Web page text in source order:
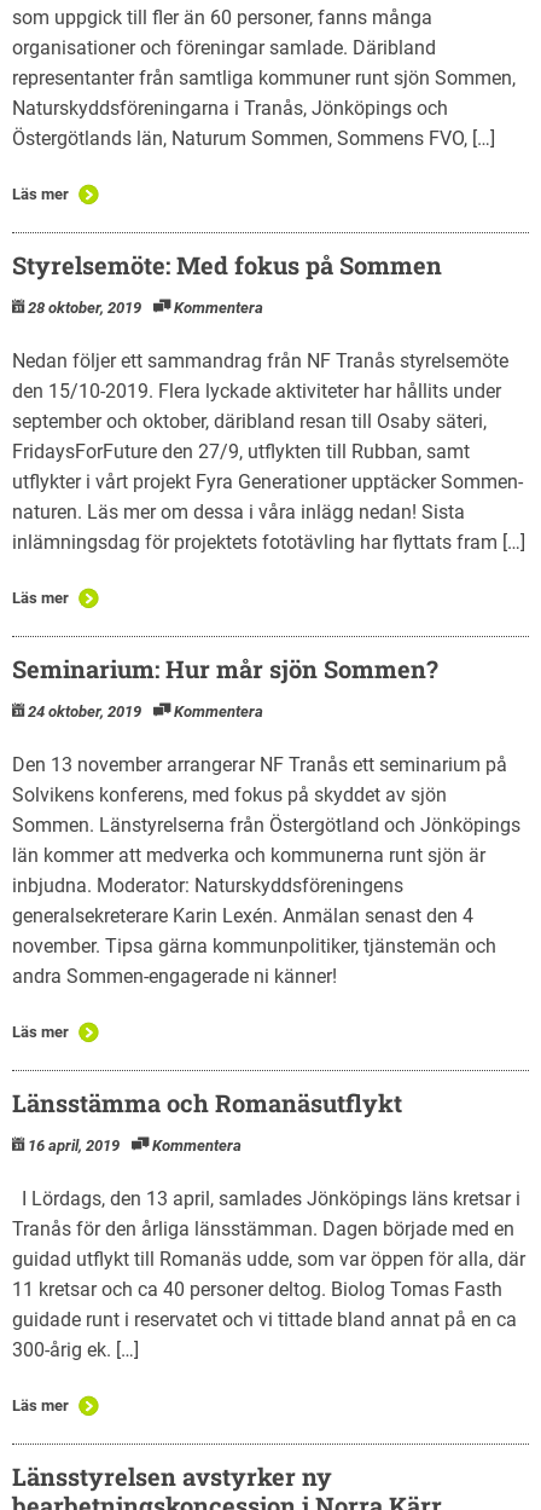
som uppgick till fler än 60 personer, fanns många
organisationer och föreningar samlade. Däribland
representanter från samtliga kommuner runt sjön Sommen,
Naturskyddsföreningarna i Tranås, Jönköpings och
Östergötlands län, Naturum Sommen, Sommens FVO, […]
Läs mer
Styrelsemöte: Med fokus på Sommen
28 oktober, 2019 Kommentera
Nedan följer ett sammandrag från NF Tranås styrelsemöte
den 15/10-2019. Flera lyckade aktiviteter har hållits under
september och oktober, däribland resan till Osaby säteri,
FridaysForFuture den 27/9, utflykten till Rubban, samt
utflykter i vårt projekt Fyra Generationer upptäcker Sommen-
naturen. Läs mer om dessa i våra inlägg nedan! Sista
inlämningsdag för projektets fototävling har flyttats fram […]
Läs mer
Seminarium: Hur mår sjön Sommen?
24 oktober, 2019 Kommentera
Den 13 november arrangerar NF Tranås ett seminarium på
Solvikens konferens, med fokus på skyddet av sjön
Sommen. Länstyrelserna från Östergötland och Jönköpings
län kommer att medverka och kommunerna runt sjön är
inbjudna. Moderator: Naturskyddsföreningens
generalsekreterare Karin Lexén. Anmälan senast den 4
november. Tipsa gärna kommunpolitiker, tjänstemän och
andra Sommen-engagerade ni känner!
Läs mer
Länsstämma och Romanäsutflykt
16 april, 2019 Kommentera
I Lördags, den 13 april, samlades Jönköpings läns kretsar i
Tranås för den årliga länsstämman. Dagen började med en
guidad utflykt till Romanäs udde, som var öppen för alla, där
11 kretsar och ca 40 personer deltog. Biolog Tomas Fasth
guidade runt i reservatet och vi tittade bland annat på en ca
300-årig ek. […]
Läs mer
Länsstyrelsen avstyrker ny